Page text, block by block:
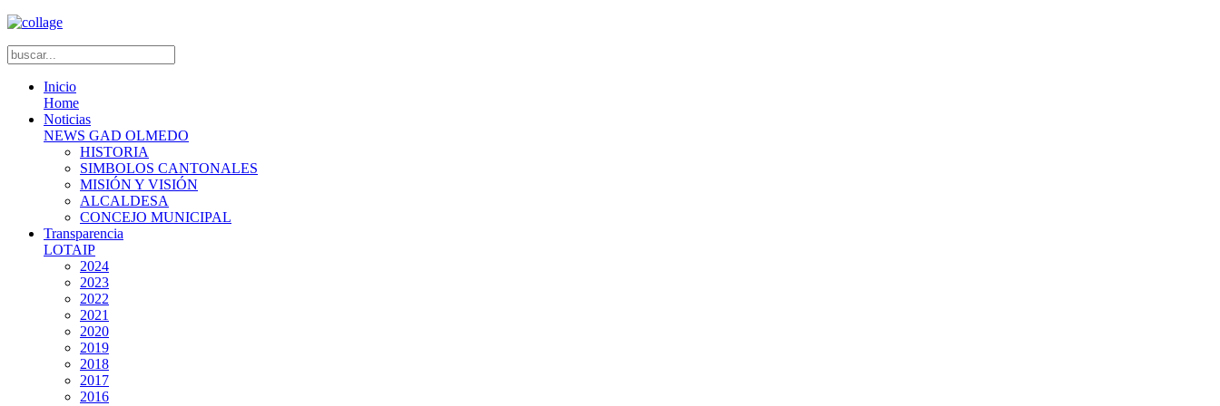
Inicio
Home
Noticias
NEWS GAD OLMEDO
HISTORIA
SIMBOLOS CANTONALES
MISIÓN Y VISIÓN
ALCALDESA
CONCEJO MUNICIPAL
Transparencia
LOTAIP
2024
2023
2022
2021
2020
2019
2018
2017
2016